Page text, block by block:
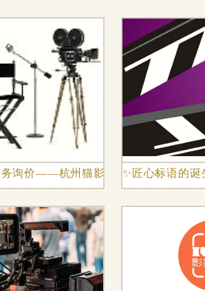
务询价——杭州猫影文化创意✨匠心标语的